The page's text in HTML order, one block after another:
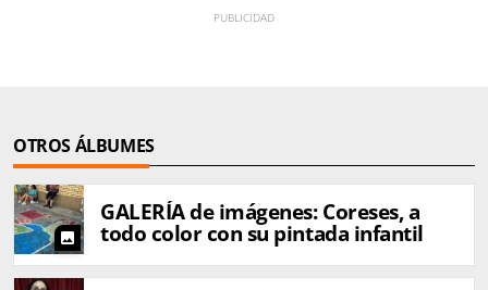
OTROS ÁLBUMES
photo
GALERÍA de imágenes: Coreses, a
todo color con su pintada infantil